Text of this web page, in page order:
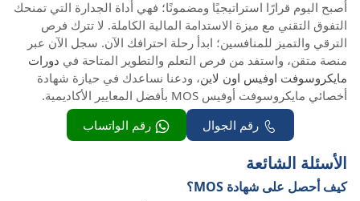
أصبح اليوم قرارًا استراتيجيًا ومضمونًا؛ فهي أداة الجدارة التي تمنحك
التفوق التقني مع ميزة الاستدامة المالية الكاملة. لا تترك فرص
الترقي والتميز للمنافسين؛ ابدأ رحلة احترافك الآن. سجل الآن عبر
منصة متقن، واستفد من فرص التعلم والتطوير المتاحة في دورات
مايكروسوفت اوفيس اون لاين، ودعنا نساعدك في حيازة شهادة
أخصائي مايكروسوفت أوفيس MOS بأفضل المعايير الأكاديمية.
رقم الجوال
رقم الواتساب
الأسئلة الشائعة
كيف أحصل على شهادة MOS؟